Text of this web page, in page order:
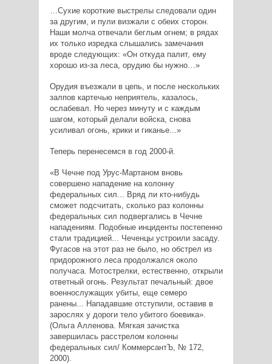
…Сухие короткие выстрелы следовали один
за другим, и пули визжали с обеих сторон.
Наши молча отвечали беглым огнем; в рядах
их только изредка слышались замечания
вроде следующих: «Он откуда палит, ему
хорошо из-за леса, орудию бы нужно…»
Орудия въезжали в цепь, и после нескольких
залпов картечью неприятель, казалось,
ослабевал. Но через минуту и с каждым
шагом, который делали войска, снова
усиливал огонь, крики и гиканье...»
Теперь перенесемся в год 2000-й.
«В Чечне под Урус-Мартаном вновь
совершено нападение на колонну
федеральных сил... Вряд ли кто-нибудь
сможет подсчитать, сколько раз колонны
федеральных сил подвергались в Чечне
нападениям. Подобные инциденты постепенно
стали традицией... Чеченцы устроили засаду.
Фугасов на этот раз не было, но обстрел из
придорожного леса продолжался около
получаса. Мотострелки, естественно, открыли
ответный огонь. Результат печальный: двое
военнослужащих убиты, еще семеро
ранены... Нападавшие отступили, оставив в
зарослях у дороги тело убитого боевика».
(Ольга Алленова. Мягкая зачистка
завершилась расстрелом колонны
федеральных сил/ КоммерсантЪ, № 172,
2000).